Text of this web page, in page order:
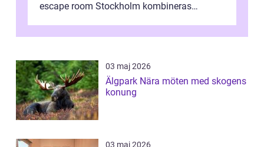
escape room Stockholm kombineras
03 maj 2026
Älgpark Nära möten med skogens
konung
03 maj 2026